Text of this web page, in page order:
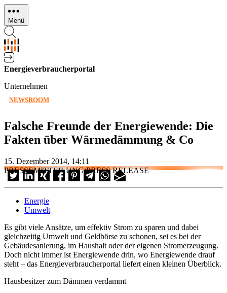
Direkt
zum
Inhalt
Menü
Energieverbraucherportal
Unternehmen
NEWSROOM
Falsche Freunde der Energiewende: Die
Fakten über Wärmedämmung & Co
15. Dezember 2014, 14:11
PRESSEMITTEILUNG/PRESS RELEASE
Energie
Umwelt
Es gibt viele Ansätze, um effektiv Strom zu sparen und dabei
gleichzeitig Umwelt und Geldbörse zu schonen, sei es bei der
Gebäudesanierung, im Haushalt oder der eigenen Stromerzeugung.
Doch nicht immer ist Energiewende drin, wo Energiewende drauf
steht – das Energieverbraucherportal liefert einen kleinen Überblick.
Hausbesitzer zum Dämmen verdammt